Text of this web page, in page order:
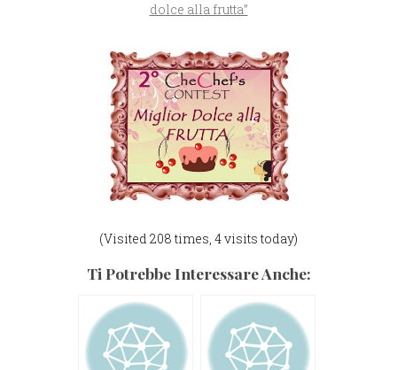
dolce alla frutta”
(Visited 208 times, 4 visits today)
Ti Potrebbe Interessare Anche: